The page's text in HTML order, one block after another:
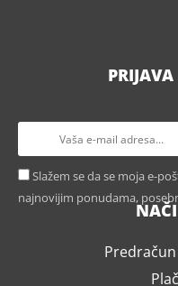
Slažem se da se moja e-
najnovijim ponudama,